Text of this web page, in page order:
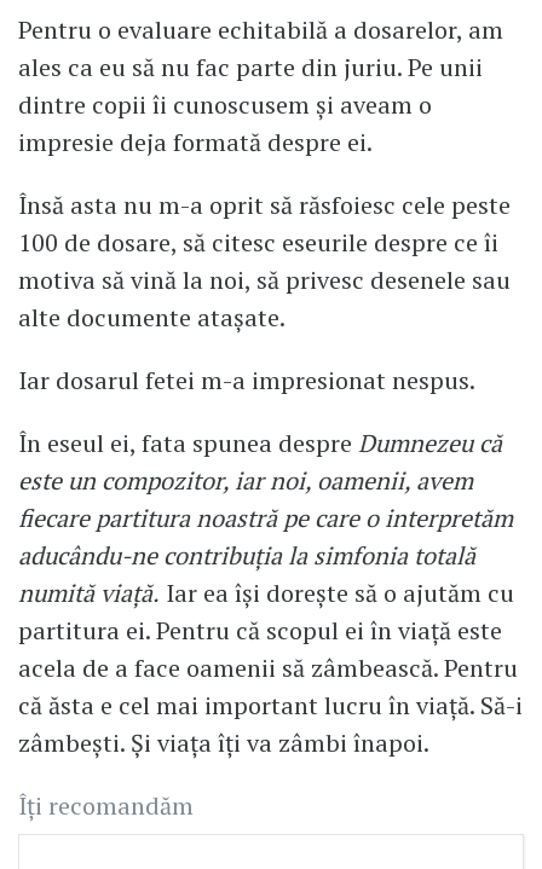
Pentru o evaluare echitabilă a dosarelor, am
ales ca eu să nu fac parte din juriu. Pe unii
dintre copii îi cunoscusem și aveam o
impresie deja formată despre ei.
Însă asta nu m-a oprit să răsfoiesc cele peste
100 de dosare, să citesc eseurile despre ce îi
motiva să vină la noi, să privesc desenele sau
alte documente atașate.
Iar dosarul fetei m-a impresionat nespus.
În eseul ei, fata spunea despre Dumnezeu că
este un compozitor, iar noi, oamenii, avem
fiecare partitura noastră pe care o interpretăm
aducându-ne contribuția la simfonia totală
numită viață. Iar ea își dorește să o ajutăm cu
partitura ei. Pentru că scopul ei în viață este
acela de a face oamenii să zâmbească. Pentru
că ăsta e cel mai important lucru în viață. Să-i
zâmbești. Și viața îți va zâmbi înapoi.
Îți recomandăm